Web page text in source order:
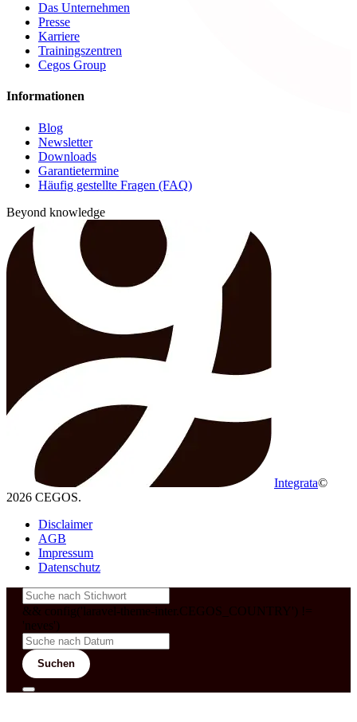
Das Unternehmen
Presse
Karriere
Trainingszentren
Cegos Group
Informationen
Blog
Newsletter
Downloads
Garantietermine
Häufig gestellte Fragen (FAQ)
Beyond knowledge
Integrata©
2026 CEGOS.
Disclaimer
AGB
Impressum
Datenschutz
&& config('laravel-theme-inter.CEGOS_COUNTRY') !=
'neves')
Suchen